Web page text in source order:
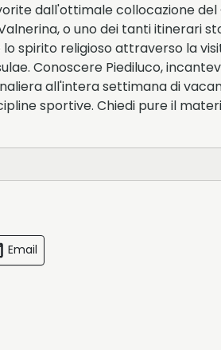
dall'ottimale collocazione
o uno dei tanti itinerari
spirito religioso attraverso la
Conoscere Piediluco,
all'intera settimana di
sportive. Chiedi pure il
Email